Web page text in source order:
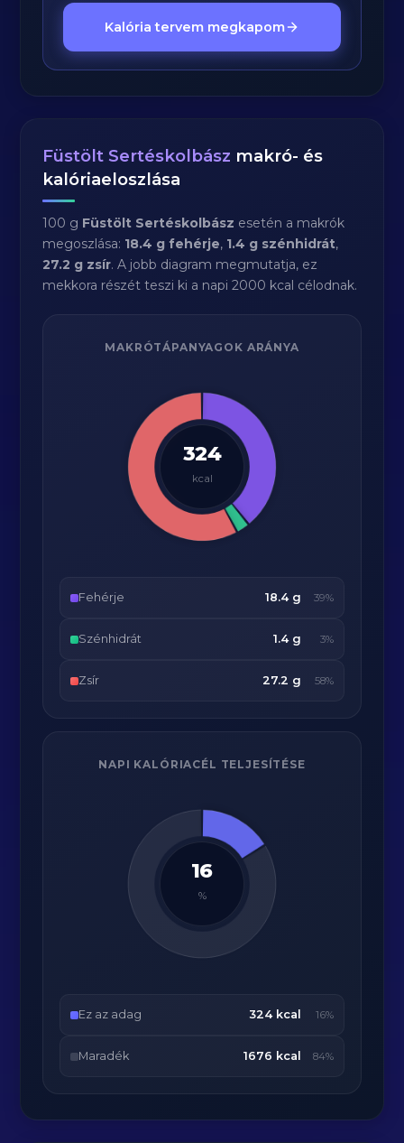
Kalória tervem megkapom
Füstölt Sertéskolbász makró- és
kalóriaeloszlása
100 g Füstölt Sertéskolbász esetén a makrók
megoszlása: 18.4 g fehérje, 1.4 g szénhidrát,
27.2 g zsír. A jobb diagram megmutatja, ez
mekkora részét teszi ki a napi 2000 kcal célodnak.
MAKRÓTÁPANYAGOK ARÁNYA
324
kcal
Fehérje 18.4 g 39%
Szénhidrát 1.4 g 3%
Zsír 27.2 g 58%
NAPI KALÓRIACÉL TELJESÍTÉSE
16
%
Ez az adag 324 kcal 16%
Maradék 1676 kcal 84%